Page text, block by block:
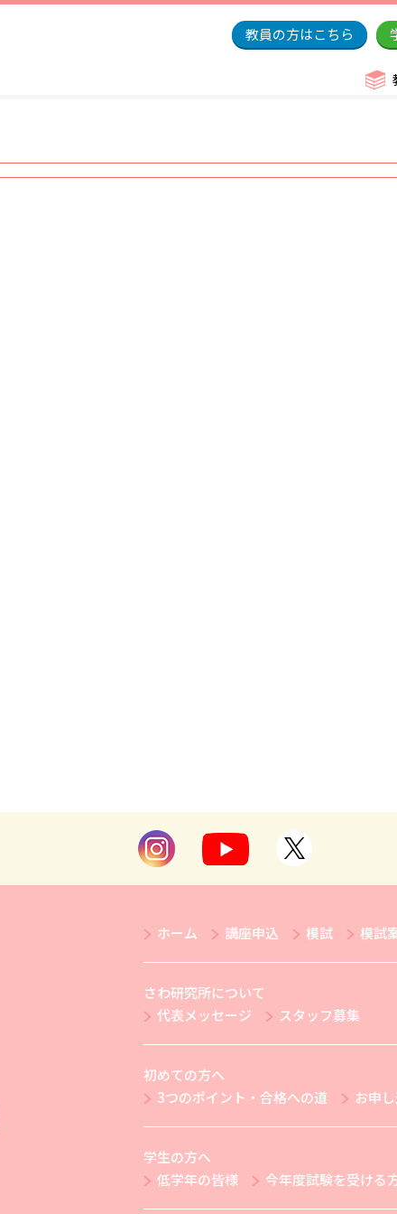
教員の方はこちら
ホーム 講座申込 模試 模試
さわ研究所について
代表メッセージ
スタッフ募集
初めての方へ
3つのポイント・合格への道
お申
学生の方へ
低学年の皆様
今年度試験を受ける